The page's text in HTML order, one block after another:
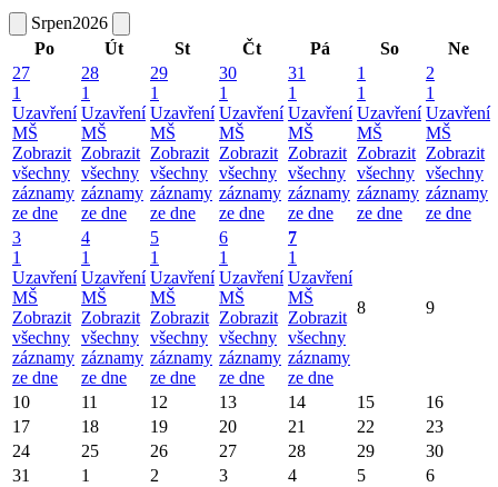
Srpen2026
Po
Út St Čt Pá So
Ne
27
1
Uzavření
MŠ
Zobrazit
všechny
záznamy
ze dne
28
1
Uzavření
MŠ
Zobrazit
všechny
záznamy
ze dne
29
1
Uzavření
MŠ
Zobrazit
všechny
záznamy
ze dne
30
1
Uzavření
MŠ
Zobrazit
všechny
záznamy
ze dne
31
1
Uzavření
MŠ
Zobrazit
všechny
záznamy
ze dne
1
1
Uzavření
MŠ
Zobrazit
všechny
záznamy
ze dne
2
1
Uzavření
MŠ
Zobrazit
všechny
záznamy
ze dne
3
1
Uzavření
MŠ
Zobrazit
všechny
záznamy
ze dne
4
1
Uzavření
MŠ
Zobrazit
všechny
záznamy
ze dne
5
1
Uzavření
MŠ
Zobrazit
všechny
záznamy
ze dne
6
1
Uzavření
MŠ
Zobrazit
všechny
záznamy
ze dne
7
1
Uzavření
MŠ
Zobrazit
všechny
záznamy
ze dne
8 9
10 11 12 13 14 15
16
17
18 19 20 21 22
23
24
25 26 27 28 29
30
31
1 2 3 4 5 6